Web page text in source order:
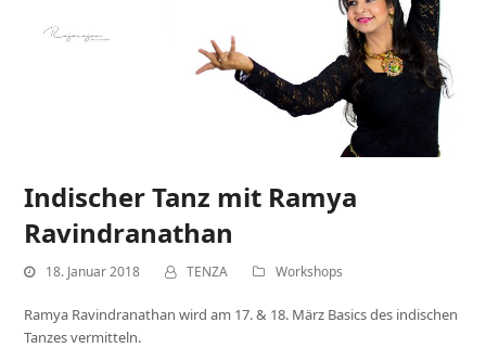
Indischer Tanz mit Ramya
Ravindranathan
18. Januar 2018 TENZA Workshops
Ramya Ravindranathan wird am 17. & 18. März Basics des indischen
Tanzes vermitteln.